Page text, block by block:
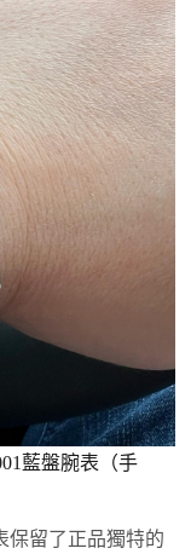
藍盤腕表（手
保留了正品獨特的